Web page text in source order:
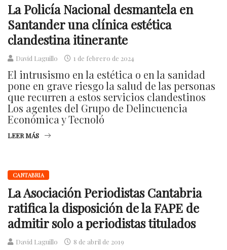
La Policía Nacional desmantela en
Santander una clínica estética
clandestina itinerante
David Laguillo 1 de febrero de 2024
El intrusismo en la estética o en la sanidad
pone en grave riesgo la salud de las personas
que recurren a estos servicios clandestinos
Los agentes del Grupo de Delincuencia
Económica y Tecnoló
LEER MÁS
CANTABRIA
La Asociación Periodistas Cantabria
ratifica la disposición de la FAPE de
admitir solo a periodistas titulados
David Laguillo 8 de abril de 2019